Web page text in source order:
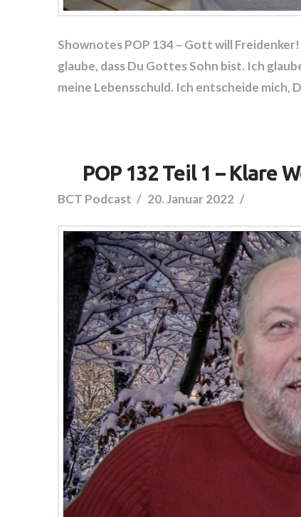
Shownotes POP 134 – Gott will
glaube, dass Du Gottes Sohn bist. Ich
meine Lebensschuld. Ich entscheide mich,
POP 132 Teil 1 – Klare
BCT Podcast 20. Januar 2022